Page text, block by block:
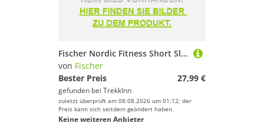
Fischer Nordic Fitness Short Sleeve T-shirt Schwarz M
von Fischer
Bester Preis
27,99 €
gefunden bei TrekkInn
zuletzt überprüft am 08.08.2026 um 01:12; der
Preis kann sich seitdem geändert haben.
Keine weiteren Anbieter